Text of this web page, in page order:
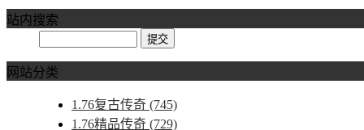
站内搜索
网站分类
1.76复古传奇 (745)
1.76精品传奇 (729)